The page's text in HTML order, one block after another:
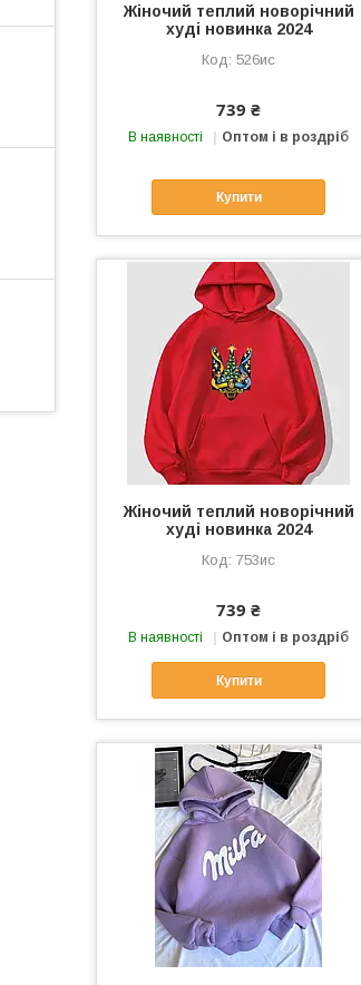
Жіночий теплий новорічний
худі новинка 2024
526ис
739 ₴
В наявності Оптом і в роздріб
Купити
Жіночий теплий новорічний
худі новинка 2024
753ис
739 ₴
В наявності Оптом і в роздріб
Купити